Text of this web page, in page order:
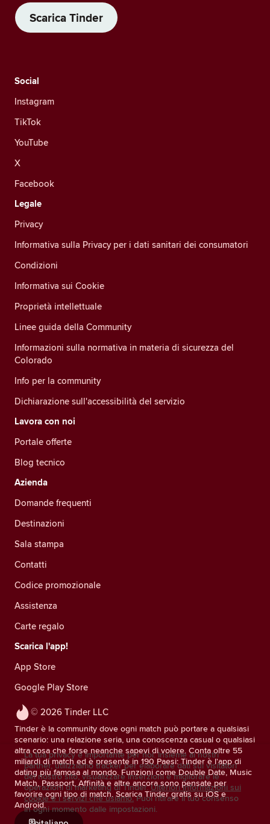
Scarica Tinder
© 2026 Tinder LLC
Tinder è la community dove ogni match può portare a qualsiasi
scenario: una relazione seria, una conoscenza casual o qualsiasi
altra cosa che forse neanche sapevi di volere. Conta oltre 55
miliardi di match ed è presente in 190 Paesi: Tinder è l'app di
dating più famosa al mondo. Funzioni come Double Date, Music
Match, Passport, Affinità e altre ancora sono pensate per
favorire ogni tipo di match. Scarica Tinder gratis su iOS e
Android.
Social
Instagram
TikTok
YouTube
X
Facebook
Legale
Privacy
Informativa sulla Privacy per i dati sanitari dei consumatori
Condizioni
Informativa sui Cookie
Proprietà intellettuale
Linee guida della Community
Informazioni sulla normativa in materia di sicurezza del
Colorado
Info per la community
Dichiarazione sull'accessibilità del servizio
Lavora con noi
Portale offerte
Blog tecnico
Azienda
Domande frequenti
Destinazioni
Sala stampa
Contatti
Codice promozionale
Assistenza
Carte regalo
Scarica l'app!
App Store
Google Play Store
La tua privacy è importante per noi. Insieme ai nostri
partner, utilizziamo tracker per elaborare dati sui visitatori
del nostro sito, visualizzare inserzioni e migliorare le
operazioni di marketing di Tinder. Ulteriori informazioni sui
cookie e i servizi che usiamo. Puoi ritirare il tuo consenso
in ogni momento dalle impostazioni.